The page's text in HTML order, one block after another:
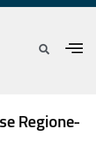
Regione-